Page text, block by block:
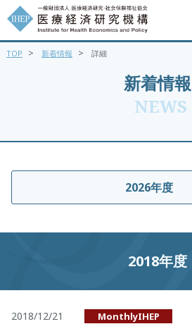
新着情報
NEWS
TOP > 新着情報 > 詳細
2026年度
2018年度
2018/12/21 MonthlyIHEP